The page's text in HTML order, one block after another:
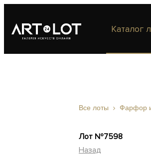
Каталог
Все лоты Фарфор
Лот №7598
Назад